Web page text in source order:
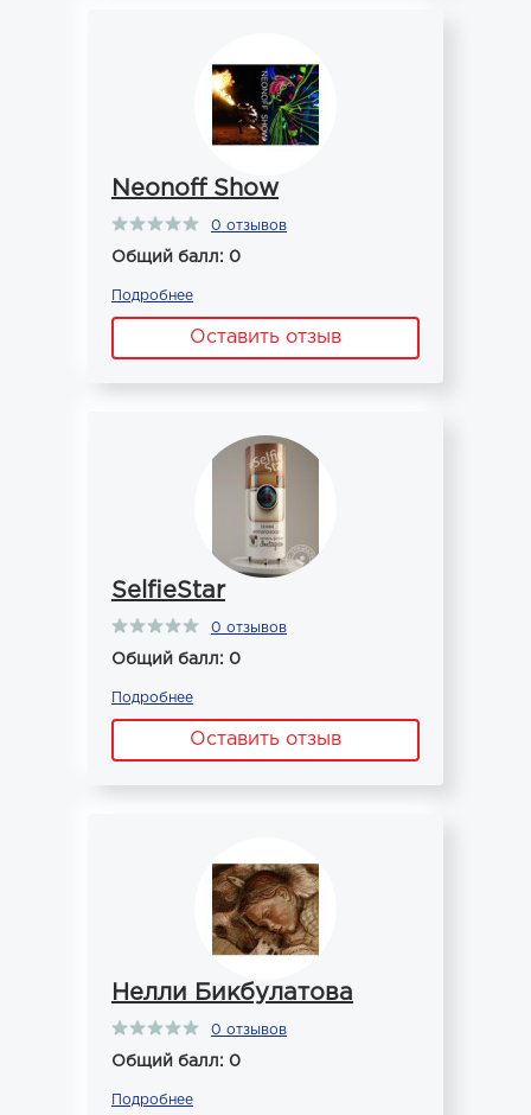
Neonoff Show
0 отзывов
Общий балл: 0
Подробнее
Оставить отзыв
SelfieStar
0 отзывов
Общий балл: 0
Подробнее
Оставить отзыв
Нелли Бикбулатова
0 отзывов
Общий балл: 0
Подробнее